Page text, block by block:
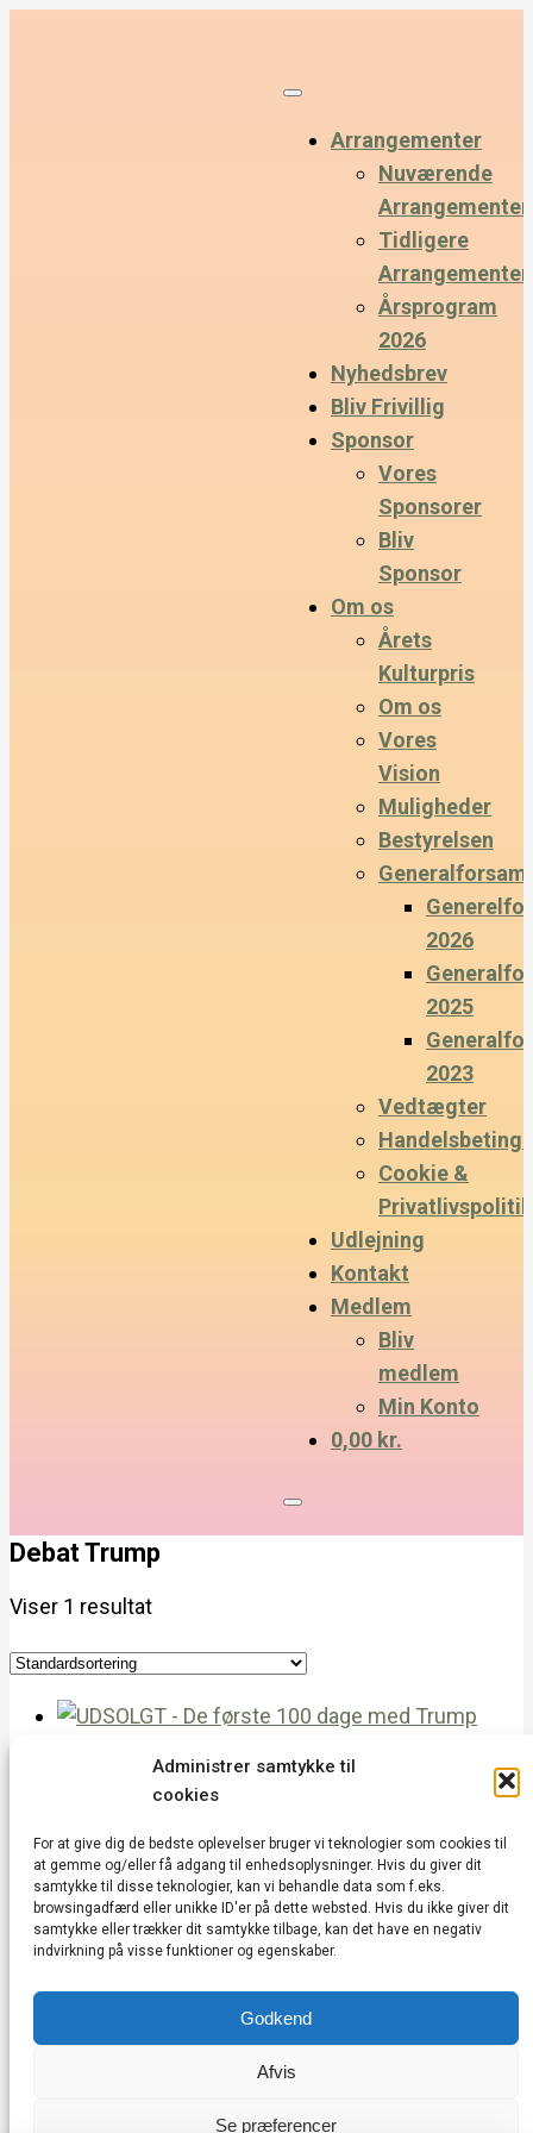
Administrer samtykke til
cookies
For at give dig de bedste oplevelser bruger vi teknologier som cookies til
at gemme og/eller få adgang til enhedsoplysninger. Hvis du giver dit
samtykke til disse teknologier, kan vi behandle data som f.eks.
browsingadfærd eller unikke ID'er på dette websted. Hvis du ikke giver dit
samtykke eller trækker dit samtykke tilbage, kan det have en negativ
indvirkning på visse funktioner og egenskaber.
Godkend
Afvis
Se præferencer
Arrangementer
Nuværende
Arrangementer
Tidligere
Arrangementer
Årsprogram
2026
Nyhedsbrev
Bliv Frivillig
Sponsor
Vores
Sponsorer
Bliv
Sponsor
Om os
Årets
Kulturpris
Om os
Vores
Vision
Muligheder
Bestyrelsen
2026
2025
2023
Vedtægter
Cookie &
Privatlivspolitik
Udlejning
Kontakt
Medlem
Bliv
medlem
Min Konto
0,00 kr.
Debat Trump
Viser 1 resultat
Læs mere
Vedbæk Kulturhus | Vedbæk Stationsvej 20A |
2950 Vedbæk | CVR: 43752685 |
kontakt@vedbækkulturhus.dk
Cookie & Privatlivspolitik|Vedtægter|
Handelsbetingelser|